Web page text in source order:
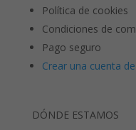
Política de cookies
Condiciones de
Pago seguro
Crear una cuenta
DÓNDE ESTAMOS